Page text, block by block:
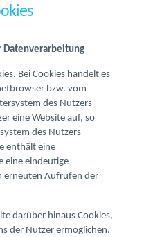
Datenverarbeitung
Bei Cookies handelt es
bzw. vom
des Nutzers
eine Website auf, so
des Nutzers
enthält eine
eine eindeutige
erneuten Aufrufen der
darüber hinaus Cookies,
der Nutzer ermöglichen.